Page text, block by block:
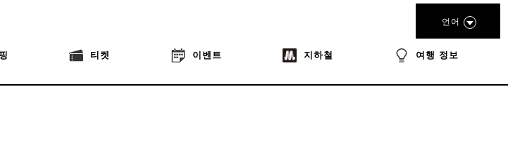
티켓 이벤트 지하철 여행 정보
언어